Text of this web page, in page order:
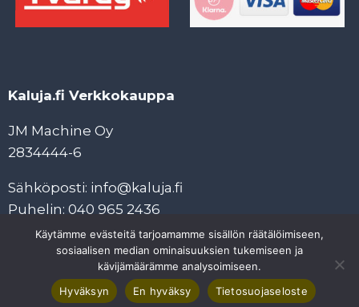
Kaluja.fi Verkkokauppa
JM Machine Oy
2834444-6
Sähköposti: info@kaluja.fi
Puhelin: 040 965 2436
Tietosuojaseloste
Tilaus- ja maksuehdot
Käytämme evästeitä tarjoamamme sisällön räätälöimiseen,
sosiaalisen median ominaisuuksien tukemiseen ja
kävijämäärämme analysoimiseen.
Hyväksyn
En hyväksy Tietosuojaseloste